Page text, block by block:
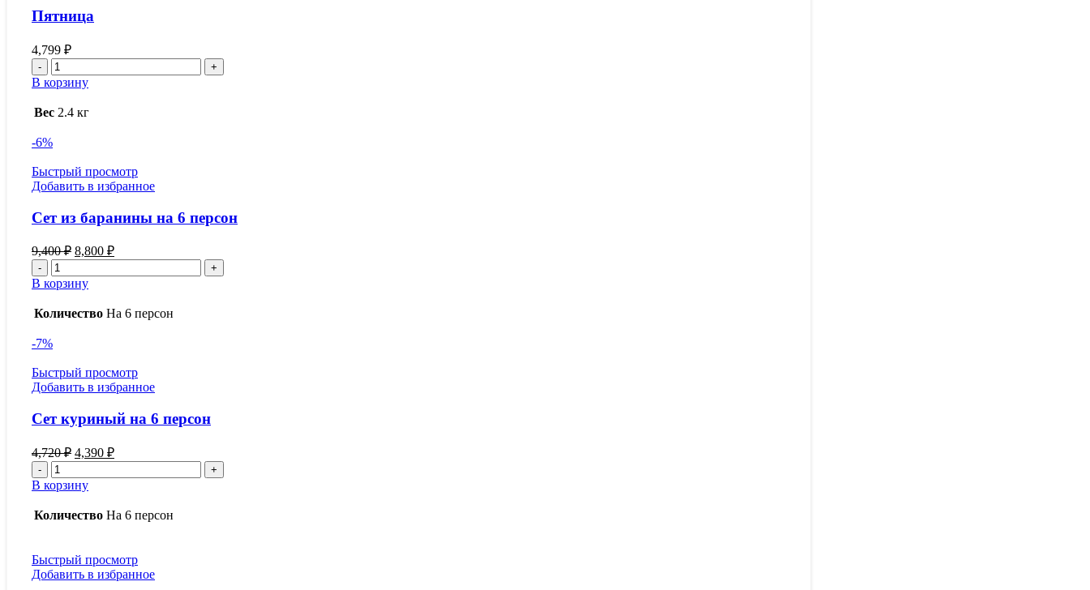
Пятница
4,799 ₽
Количество
товара
Пятница
В корзину
Вес 2.4 кг
-6%
Быстрый просмотр
Добавить в избранное
Сет из баранины на 6 персон
9,400₽ Первоначальная
цена
составляла
9,400 ₽.
8,800 ₽Текущая
цена:
8,800 ₽.
Количество
товара
Сет
из
на
6
персон
В корзину
Количество На 6 персон
-7%
Быстрый просмотр
Добавить в избранное
Сет куриный на 6 персон
4,720₽ Первоначальная
цена
составляла
4,720 ₽.
4,390 ₽Текущая
цена:
4,390 ₽.
Количество
товара
Сет
куриный
персон
В корзину
Количество На 6 персон
Быстрый просмотр
Добавить в избранное